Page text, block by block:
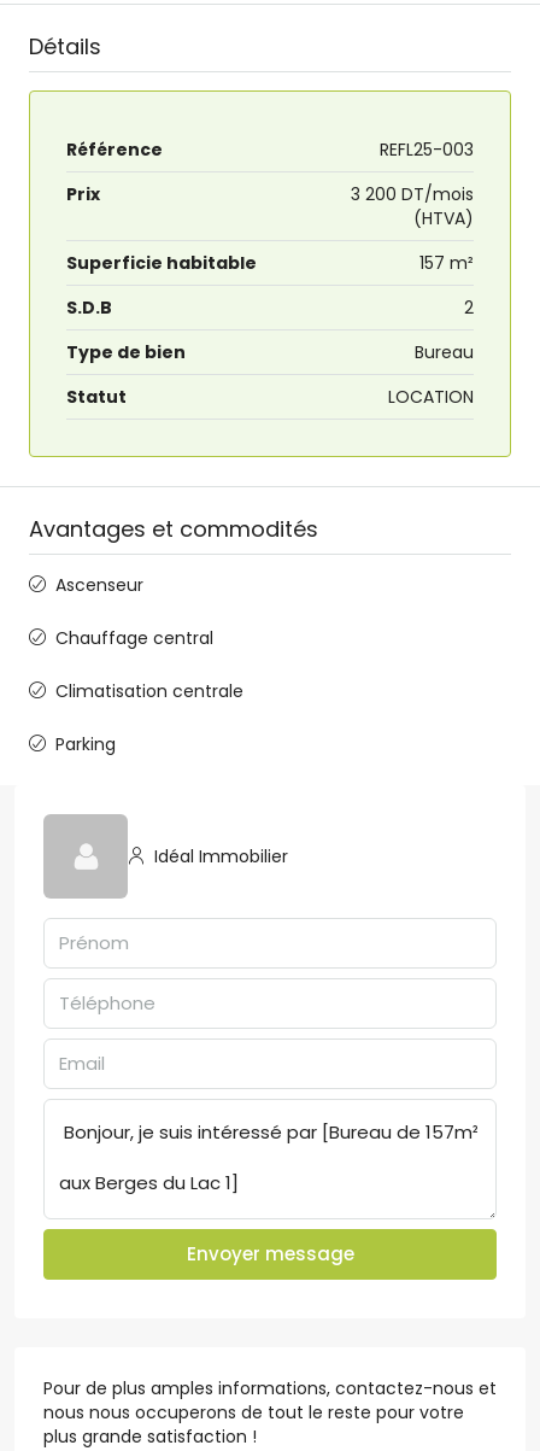
Détails
Référence
REFL25-003
Prix
3 200 DT/mois
(HTVA)
Superficie habitable
157 m²
S.D.B
2
Type de bien
Bureau
Statut
LOCATION
Avantages et commodités
Ascenseur
Chauffage central
Climatisation centrale
Parking
Idéal Immobilier
Envoyer message
Pour de plus amples informations, contactez-nous et
nous nous occuperons de tout le reste pour votre
plus grande satisfaction !